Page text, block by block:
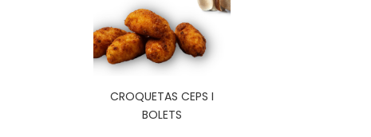
CROQUETAS CEPS I
BOLETS